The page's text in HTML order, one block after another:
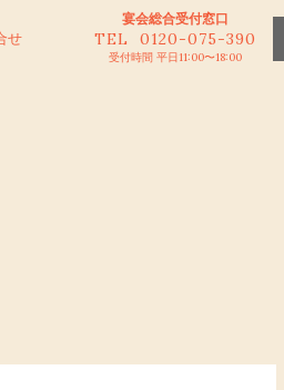
せ
宴会総合受付窓口
TEL 0120-075-390
受付時間 平日11:00〜18:00